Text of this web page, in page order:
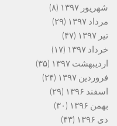
شهریور ۱۳۹۷
(۸)
مرداد ۱۳۹۷
(۲۹)
تیر ۱۳۹۷
(۴۷)
خرداد ۱۳۹۷
(۱۷)
اردیبهشت ۱۳۹۷
(۳۵)
فروردین ۱۳۹۷
(۲۴)
اسفند ۱۳۹۶
(۲۹)
بهمن ۱۳۹۶
(۳۰)
دی ۱۳۹۶
(۴۳)